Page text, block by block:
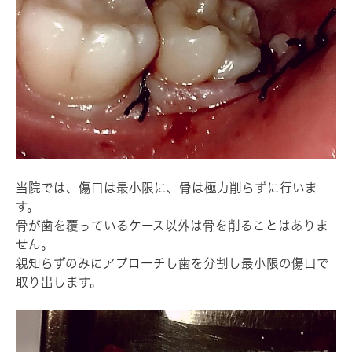
当院では、傷口は最小限に、骨は極力削らずに行いま
す。
骨が歯を覆っているケース以外は骨を削ることはありま
せん。
親知らずのみにアプローチし歯を分割し最小限の傷口で
取り出します。